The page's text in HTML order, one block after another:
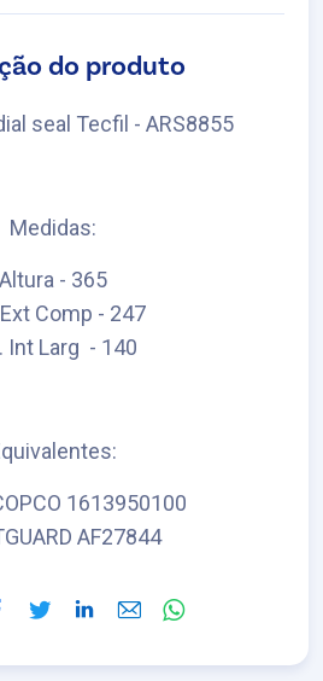
do produto
seal Tecfil - ARS8855
Medidas:
Altura - 365
Comp - 247
Int Larg - 140
1613950100
AF27844